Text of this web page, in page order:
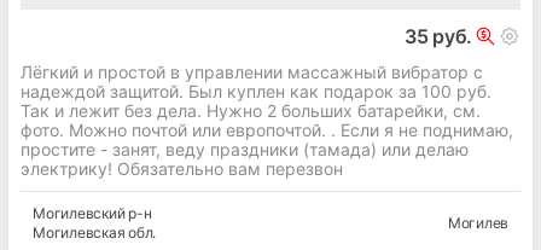
35 руб.
Лёгкий и простой в управлении массажный вибратор с
надеждой защитой. Был куплен как подарок за 100 руб.
Так и лежит без дела. Нужно 2 больших батарейки, см.
фото. Можно почтой или европочтой. . Если я не поднимаю,
простите - занят, веду праздники (тамада) или делаю
электрику! Обязательно вам перезвон
Могилевскийр-н
Могилевская обл.
Могилев